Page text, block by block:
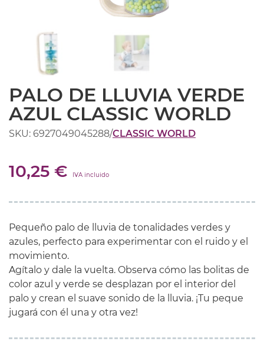
PALO DE LLUVIA VERDE
AZUL CLASSIC WORLD
SKU: 6927049045288/CLASSIC WORLD
10,25 € IVA incluido
Pequeño palo de lluvia de tonalidades verdes y
azules, perfecto para experimentar con el ruido y el
movimiento.
Agítalo y dale la vuelta. Observa cómo las bolitas de
color azul y verde se desplazan por el interior del
palo y crean el suave sonido de la lluvia. ¡Tu peque
jugará con él una y otra vez!